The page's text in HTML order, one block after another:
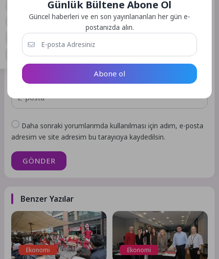
Daha sonraki yorumlarımda kullanılması için adım, e-posta
adresim ve site adresim bu tarayıcıya kaydedilsin.
GÖNDER
Benzer Yazılar
Ekonomi Ekonomi
Günlük Bültene Abone Ol
Güncel haberleri ve en son yayınlananları her gün e-
postanızda alın.
Abone ol